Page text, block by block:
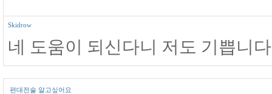
Skidrow
네 도움이 되신다니 저도 기쁩니
편대전술 알고싶어요